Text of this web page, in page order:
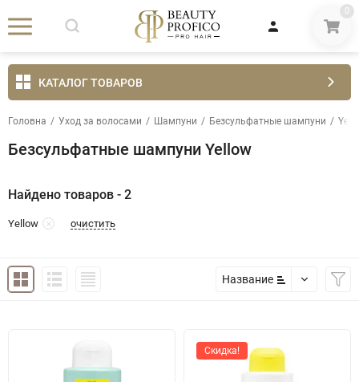
0
КАТАЛОГ ТОВАРОВ
Головна / Уход за волосами / Шампуни / Безсульфатные шампуни /
Безсульфатные шампуни Yellow
Найдено товаров - 2
Yellow очистить
Название
Скидка!